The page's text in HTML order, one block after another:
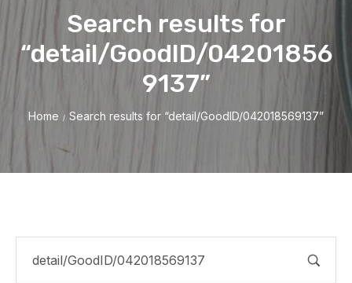
Search results for
“detail/GoodID/04201856
9137”
Home / Search results for “detail/GoodID/042018569137”